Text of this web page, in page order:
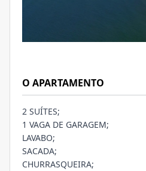
O APARTAMENTO
2 SUÍTES;
1 VAGA DE GARAGEM;
LAVABO;
SACADA;
CHURRASQUEIRA;